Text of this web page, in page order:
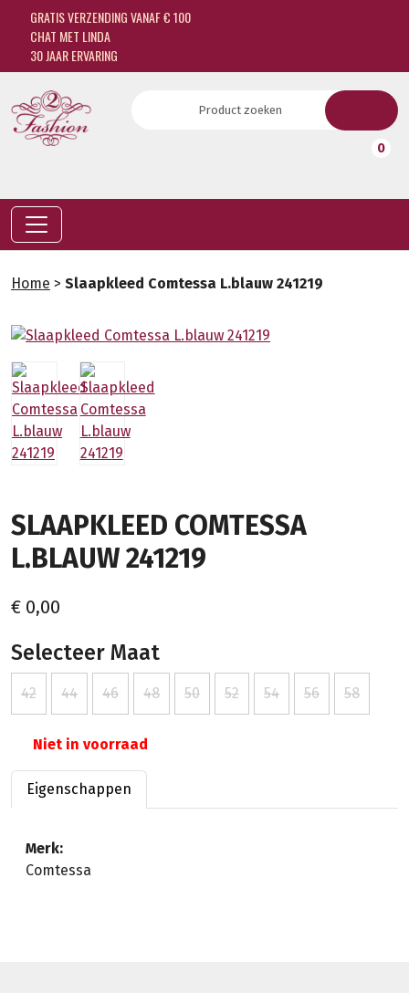
GRATIS VERZENDING VANAF € 100
CHAT MET LINDA
30 JAAR ERVARING
0
Home > Slaapkleed Comtessa L.blauw 241219
SLAAPKLEED COMTESSA
L.BLAUW 241219
€ 0,00
Selecteer Maat
42 44 46 48 50 52 54 56 58
Niet in voorraad
Eigenschappen
Merk:
Comtessa